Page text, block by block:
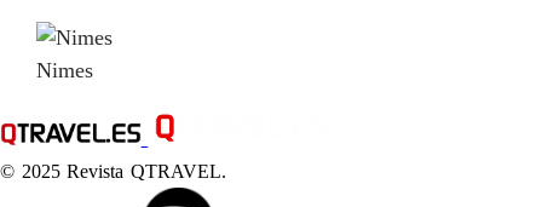
Nimes
© 2025 Revista QTRAVEL.